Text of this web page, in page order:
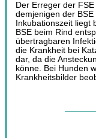
Der Erreger der
demjenigen der
Inkubationszeit liegt
BSE beim Rind
übertragbaren
die Krankheit bei
dar, da die
könne. Bei Hunden
Krankheitsbilder